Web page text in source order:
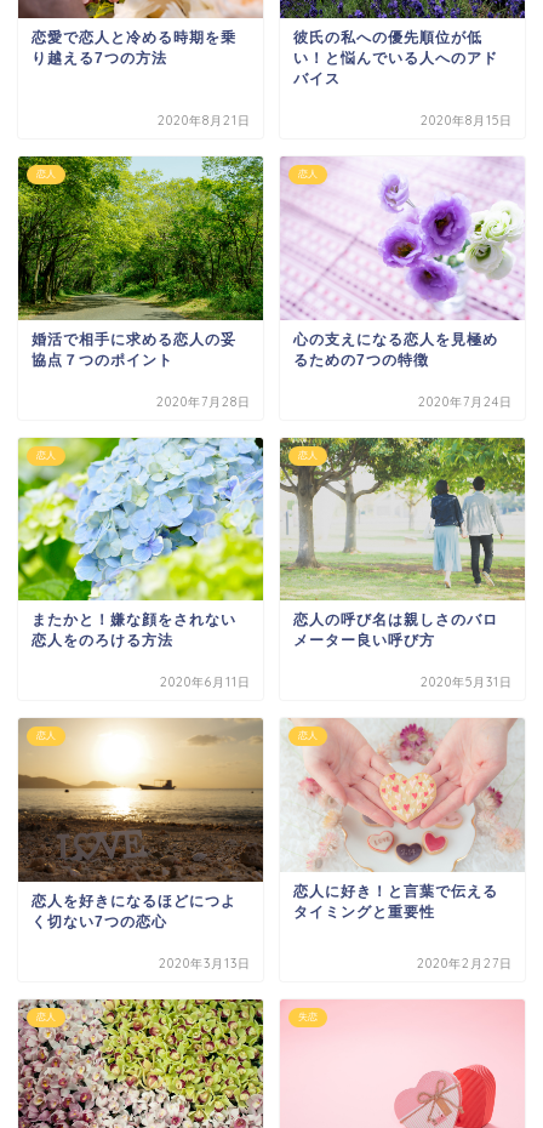
恋愛で恋人と冷める時期を乗
り越える7つの方法
2020年8月21日
彼氏の私への優先順位が低
い！と悩んでいる人へのアド
バイス
2020年8月15日
恋人
婚活で相手に求める恋人の妥
協点７つのポイント
2020年7月28日
恋人
心の支えになる恋人を見極め
るための7つの特徴
2020年7月24日
恋人
またかと！嫌な顔をされない
恋人をのろける方法
2020年6月11日
恋人
恋人の呼び名は親しさのバロ
メーター良い呼び方
2020年5月31日
恋人
恋人を好きになるほどにつよ
く切ない7つの恋心
2020年3月13日
恋人
恋人に好き！と言葉で伝える
タイミングと重要性
2020年2月27日
恋人 失恋